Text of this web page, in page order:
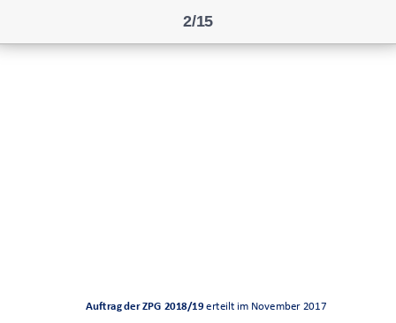
Auftrag der ZPG 2018/19erteilt im November 2017
2/15